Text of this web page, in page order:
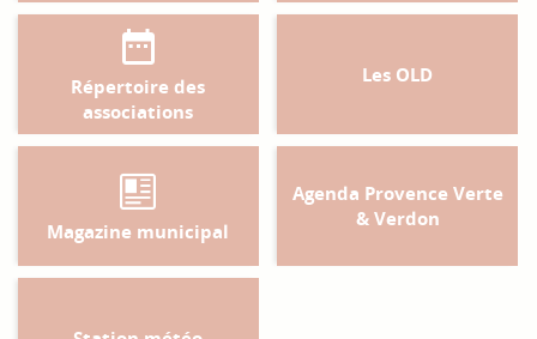
Répertoire des
associations
Les OLD
Magazine municipal
Agenda Provence Verte
& Verdon